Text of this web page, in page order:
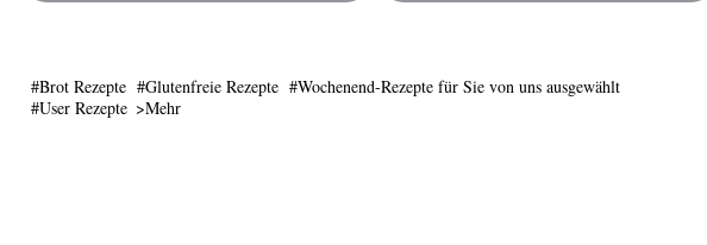
Brot Rezepte Glutenfreie Rezepte
Wochenend-Rezepte für Sie von uns ausgewählt
User Rezepte
Mehr